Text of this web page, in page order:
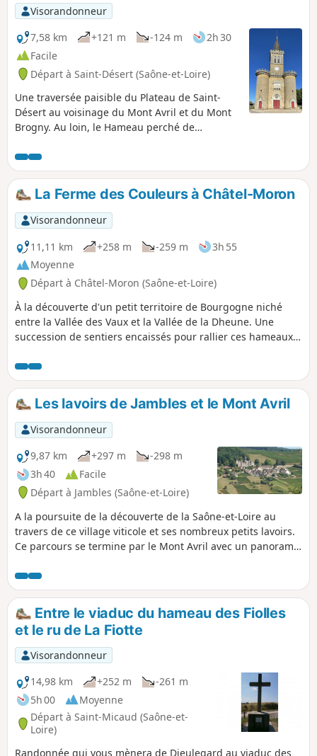
Visorandonneur
7,58 km
+121 m -124 m
2h 30
Facile
Départ à Saint-Désert (Saône-et-Loire)
Une traversée paisible du Plateau de Saint-
Désert au voisinage du Mont Avril et du Mont
Brogny. Au loin, le Hameau perché de
que le parcours ne propose une échappée sur
la Plaine de Saône.
La Ferme des Couleurs à Châtel-Moron
Visorandonneur
11,11 km
+258 m -259 m
3h 55
Moyenne
Départ à Châtel-Moron (Saône-et-Loire)
À la découverte d'un petit territoire de Bourgogne niché
entre la Vallée des Vaux et la Vallée de la Dheune. Une
succession de sentiers encaissés pour rallier ces hameaux
".
Les lavoirs de Jambles et le Mont Avril
Visorandonneur
9,87 km
+297 m
-298 m
3h 40
Facile
Départ à Jambles (Saône-et-Loire)
A la poursuite de la découverte de la Saône-et-Loire au
travers de ce village viticole et ses nombreux petits lavoirs.
Ce parcours se termine par le Mont Avril avec un panorama
en automne pour en profiter pleinement.
Entre le viaduc du hameau des Fiolles
et le ru de La Fiotte
Visorandonneur
14,98 km
+252 m
-261 m
5h 00
Moyenne
Départ à Saint-Micaud (Saône-et-
Loire)
Randonnée qui vous mènera de Dieulegard au viaduc des